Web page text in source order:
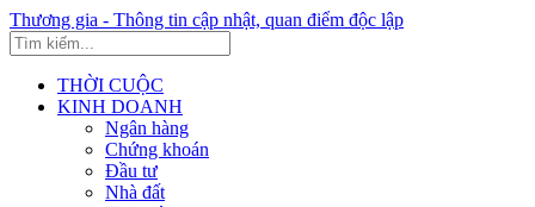
Thương gia - Thông tin cập nhật, quan điểm độc lập
THỜI CUỘC
KINH DOANH
Ngân hàng
Chứng khoán
Đầu tư
Nhà đất